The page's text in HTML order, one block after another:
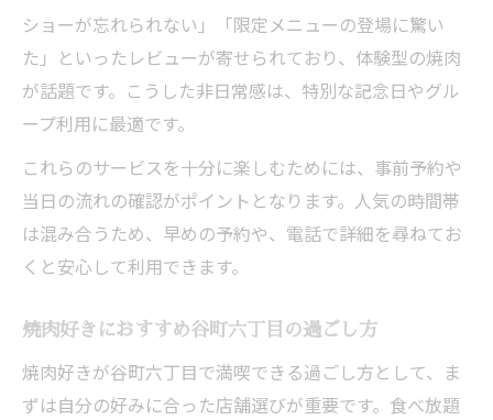
ショーが忘れられない」「限定メニューの登場に驚い
た」といったレビューが寄せられており、体験型の焼肉
が話題です。こうした非日常感は、特別な記念日やグル
ープ利用に最適です。
これらのサービスを十分に楽しむためには、事前予約や
当日の流れの確認がポイントとなります。人気の時間帯
は混み合うため、早めの予約や、電話で詳細を尋ねてお
くと安心して利用できます。
焼肉好きにおすすめ谷町六丁目の過ごし方
焼肉好きが谷町六丁目で満喫できる過ごし方として、ま
ずは自分の好みに合った店舗選びが重要です。食べ放題